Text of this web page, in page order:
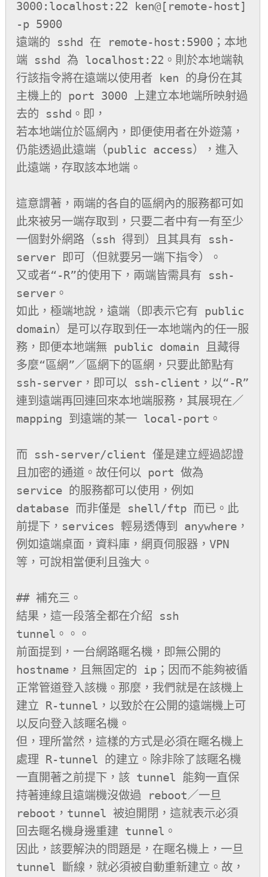
3000:localhost:22 ken@[remote-host]
-p 5900
遠端的 sshd 在 remote-host:5900；本地
端 sshd 為 localhost:22。則於本地端執
行該指令將在遠端以使用者 ken 的身份在其
主機上的 port 3000 上建立本地端所映射過
去的 sshd。即，
若本地端位於區網內，即便使用者在外遊蕩，
仍能透過此遠端（public access），進入
此遠端，存取該本地端。
這意謂著，兩端的各自的區網內的服務都可如
此來被另一端存取到，只要二者中有一有至少
一個對外網路（ssh 得到）且其具有 ssh-
server 即可（但就要另一端下指令）。
又或者“-R”的使用下，兩端皆需具有 ssh-
server。
如此，極端地說，遠端（即表示它有 public
domain）是可以存取到任一本地端內的任一服
務，即便本地端無 public domain 且藏得
多麼“區網”／區網下的區網，只要此節點有
ssh-server，即可以 ssh-client，以“-R”
連到遠端再回連回來本地端服務，其展現在／
mapping 到遠端的某一 local-port。
而 ssh-server/client 僅是建立經過認證
且加密的通道。故任何以 port 做為
service 的服務都可以使用，例如
database 而非僅是 shell/ftp 而已。此
前提下，services 輕易透傳到 anywhere，
例如遠端桌面，資料庫，網頁伺服器，VPN
等，可說相當便利且強大。
## 補充三。
結果，這一段落全都在介紹 ssh
tunnel。。。
前面提到，一台網路䁥名機，即無公開的
hostname，且無固定的 ip；因而不能夠被循
正常管道登入該機。那麼，我們就是在該機上
建立 R-tunnel，以致於在公開的遠端機上可
以反向登入該䁥名機。
但，理所當然，這樣的方式是必須在䁥名機上
處理 R-tunnel 的建立。除非除了該䁥名機
一直開著之前提下，該 tunnel 能夠一直保
持著連線且遠端機沒做過 reboot／一旦
reboot，tunnel 被迫開閉，這就表示必須
回去䁥名機身邊重建 tunnel。
因此，該要解決的問題是，在䁥名機上，一旦
tunnel 斷線，就必須被自動重新建立。故，